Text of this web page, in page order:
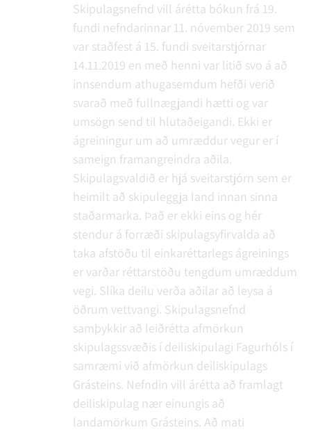
Skipulagsnefnd vill árétta bókun frá 19.
fundi nefndarinnar 11. nóvember 2019 sem
var staðfest á 15. fundi sveitarstjórnar
14.11.2019 en með henni var litið svo á að
innsendum athugasemdum hefði verið
svarað með fullnægjandi hætti og var
umsögn send til hlutaðeigandi. Ekki er
ágreiningur um að umræddur vegur er í
sameign framangreindra aðila.
Skipulagsvaldið er hjá sveitarstjórn sem er
heimilt að skipuleggja land innan sinna
staðarmarka. Það er ekki eins og hér
stendur á forræði skipulagsyfirvalda að
taka afstöðu til einkaréttarlegs ágreinings
er varðar réttarstöðu tengdum umræddum
vegi. Slíka deilu verða aðilar að leysa á
öðrum vettvangi. Skipulagsnefnd
samþykkir að leiðrétta afmörkun
skipulagssvæðis í deiliskipulagi Fagurhóls í
samræmi við afmörkun deiliskipulags
Grásteins. Nefndin vill árétta að framlagt
deiliskipulag nær einungis að
landamörkum Grásteins. Að mati